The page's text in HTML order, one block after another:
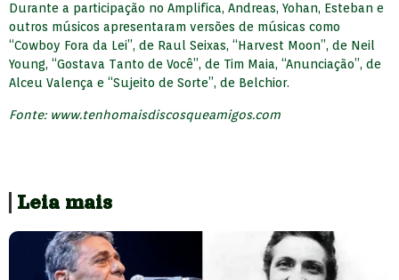
Durante a participação no Amplifica, Andreas, Yohan, Esteban e
outros músicos apresentaram versões de músicas como
“Cowboy Fora da Lei”, de Raul Seixas, “Harvest Moon”, de Neil
Young, “Gostava Tanto de Você”, de Tim Maia, “Anunciação”, de
Alceu Valença e “Sujeito de Sorte”, de Belchior.
Fonte: www.tenhomaisdiscosqueamigos.com
Leia mais